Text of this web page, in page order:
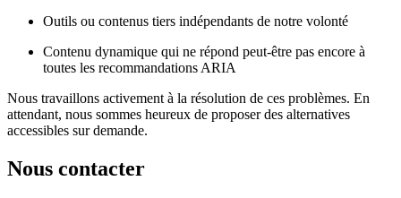
Outils ou contenus tiers indépendants de notre volonté
Contenu dynamique qui ne répond peut-être pas encore à
toutes les recommandations ARIA
Nous travaillons activement à la résolution de ces problèmes. En
attendant, nous sommes heureux de proposer des alternatives
accessibles sur demande.
Nous contacter